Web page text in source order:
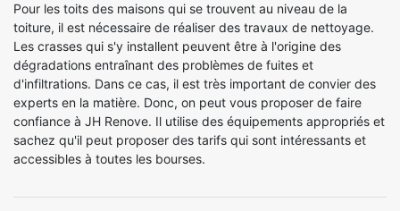
Pour les toits des maisons qui se trouvent au niveau de la
toiture, il est nécessaire de réaliser des travaux de nettoyage.
Les crasses qui s'y installent peuvent être à l'origine des
dégradations entraînant des problèmes de fuites et
d'infiltrations. Dans ce cas, il est très important de convier des
experts en la matière. Donc, on peut vous proposer de faire
confiance à JH Renove. Il utilise des équipements appropriés et
sachez qu'il peut proposer des tarifs qui sont intéressants et
accessibles à toutes les bourses.